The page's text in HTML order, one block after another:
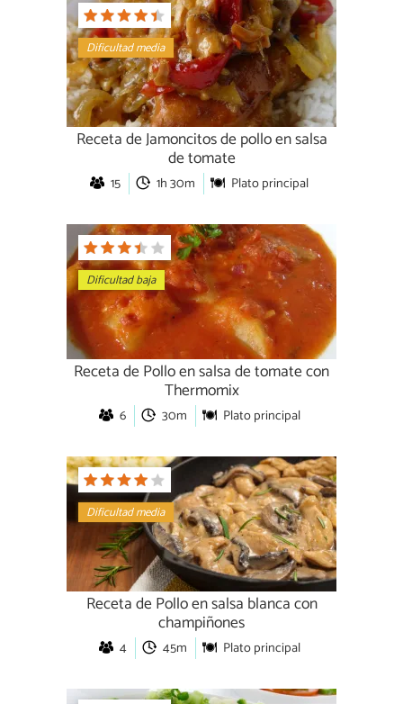
Dificultad media
Receta de Jamoncitos de pollo en salsa
de tomate
15 1h 30m Plato principal
Dificultad baja
Receta de Pollo en salsa de tomate con
Thermomix
6 30m Plato principal
Dificultad media
Receta de Pollo en salsa blanca con
champiñones
4 45m Plato principal